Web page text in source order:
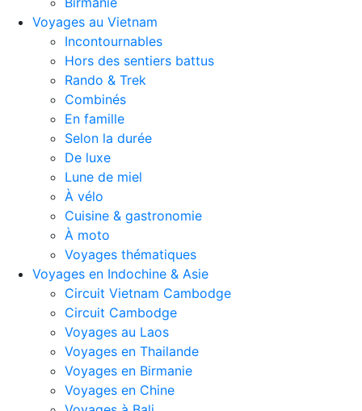
Voyages au Vietnam
Incontournables
Hors des sentiers battus
Rando & Trek
Combinés
En famille
Selon la durée
De luxe
Lune de miel
À vélo
Cuisine & gastronomie
À moto
Voyages thématiques
Voyages en Indochine & Asie
Circuit Vietnam Cambodge
Circuit Cambodge
Voyages au Laos
Voyages en Thailande
Voyages en Birmanie
Voyages en Chine